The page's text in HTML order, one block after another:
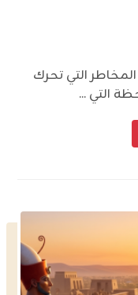
التي تحرك
التي ...